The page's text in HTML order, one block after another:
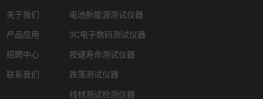
关于我们
产品应用
招聘中心
联系我们
电池新能源测试仪器
3C电子数码测试仪器
按键寿命测试仪器
跌落测试仪器
线材测试检测仪器